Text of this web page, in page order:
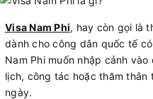
Visa Nam Phi, hay còn gọi là
dành cho công dân quốc tế
Nam Phi muốn nhập cảnh
lịch, công tác hoặc thăm thân
ngày.